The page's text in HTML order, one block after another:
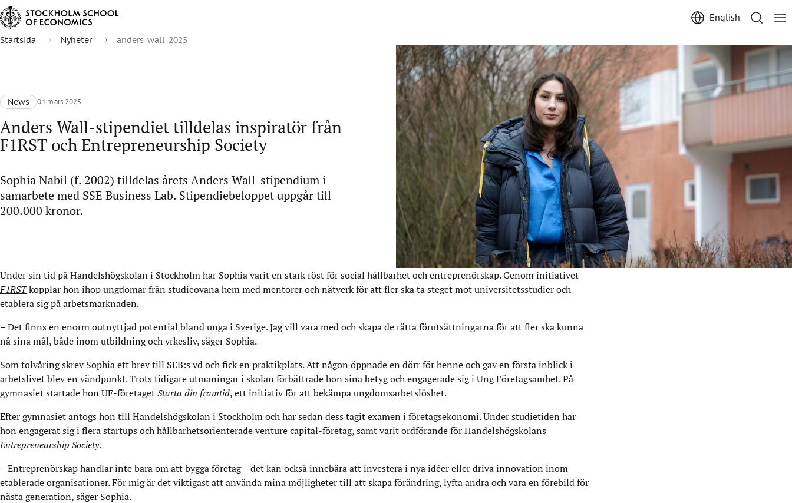
English
Startsida Nyheter anders-wall-2025
News 04 mars 2025
Anders Wall-stipendiet tilldelas inspiratör från
F1RST och Entrepreneurship Society
Sophia Nabil (f. 2002) tilldelas årets Anders Wall-stipendium i
samarbete med SSE Business Lab. Stipendiebeloppet uppgår till
200.000 kronor.
Under sin tid på Handelshögskolan i Stockholm har Sophia varit en stark röst för social hållbarhet och entreprenörskap. Genom initiativet
F1RSTkopplar hon ihop ungdomar från studieovana hem med mentorer och nätverk för att fler ska ta steget mot universitetsstudier och
etablera sig på arbetsmarknaden.
– Det finns en enorm outnyttjad potential bland unga i Sverige. Jag vill vara med och skapa de rätta förutsättningarna för att fler ska kunna
nå sina mål, både inom utbildning och yrkesliv, säger Sophia.
Som tolvåring skrev Sophia ett brev till SEB:s vd och fick en praktikplats. Att någon öppnade en dörr för henne och gav en första inblick i
arbetslivet blev en vändpunkt. Trots tidigare utmaningar i skolan förbättrade hon sina betyg och engagerade sig i Ung Företagsamhet. På
gymnasiet startade hon UF-företagetStarta din framtid, ett initiativ för att bekämpa ungdomsarbetslöshet.
Efter gymnasiet antogs hon till Handelshögskolan i Stockholm och har sedan dess tagit examen i företagsekonomi. Under studietiden har
hon engagerat sig i flera startups och hållbarhetsorienterade venture capital-företag, samt varit ordförande för Handelshögskolans
Entrepreneurship Society.
– Entreprenörskap handlar inte bara om att bygga företag – det kan också innebära att investera i nya idéer eller driva innovation inom
etablerade organisationer. För mig är det viktigast att använda mina möjligheter till att skapa förändring, lyfta andra och vara en förebild för
nästa generation, säger Sophia.